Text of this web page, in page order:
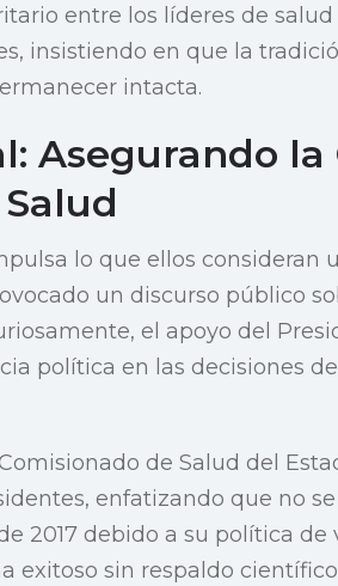
entre los líderes de salud
insistiendo en que la
intacta.
Asegurando la
lo que ellos consideran
un discurso público
el apoyo del
política en las decisiones
de Salud del
enfatizando que no
2017 debido a su política de
exitoso sin respaldo